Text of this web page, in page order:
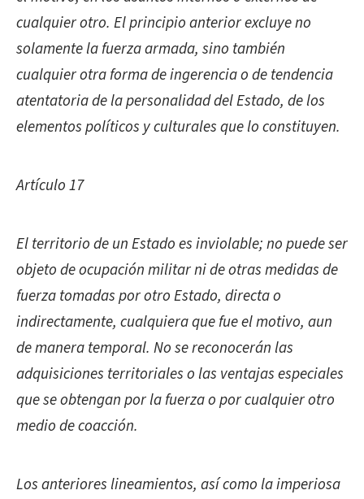
cualquier otro. El principio anterior excluye no
solamente la fuerza armada, sino también
cualquier otra forma de ingerencia o de tendencia
atentatoria de la personalidad del Estado, de los
elementos políticos y culturales que lo constituyen.
Artículo 17
El territorio de un Estado es inviolable; no puede ser
objeto de ocupación militar ni de otras medidas de
fuerza tomadas por otro Estado, directa o
indirectamente, cualquiera que fue el motivo, aun
de manera temporal. No se reconocerán las
adquisiciones territoriales o las ventajas especiales
que se obtengan por la fuerza o por cualquier otro
medio de coacción.
Los anteriores lineamientos, así como la imperiosa